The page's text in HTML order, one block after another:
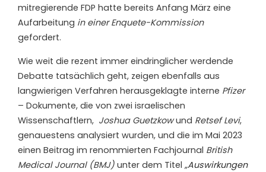
mitregierende FDP hatte bereits Anfang März eine
Aufarbeitung in einer Enquete-Kommission
gefordert.
Wie weit die rezent immer eindringlicher werdende
Debatte tatsächlich geht, zeigen ebenfalls aus
langwierigen Verfahren herausgeklagte interne Pfizer
– Dokumente, die von zwei israelischen
Wissenschaftlern, Joshua Guetzkowund Retsef Levi,
genauestens analysiert wurden, und die im Mai 2023
einen Beitrag im renommierten Fachjournal British
Medical Journal (BMJ) unter dem Titel „Auswirkungen